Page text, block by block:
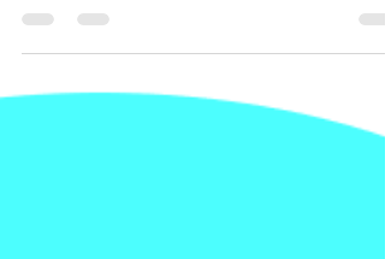
souhaitais parler de PERMACULTURE et
PERMAENTREPRISE. Nous nous
rapprochons du printemps et...